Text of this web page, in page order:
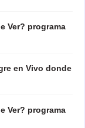
Ver? programa
en Vivo donde
Ver? programa